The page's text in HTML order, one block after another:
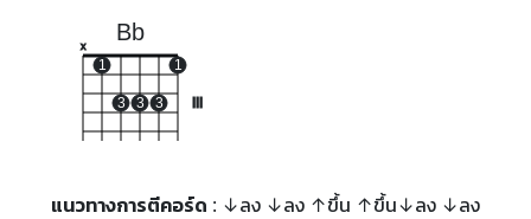
Bb
x
1
3 3 3
1
แนวทางการตีคอร์ด : ↓ลง ↓ลง ↑ขึ้น ↑ขึ้น↓ลง ↓ลง